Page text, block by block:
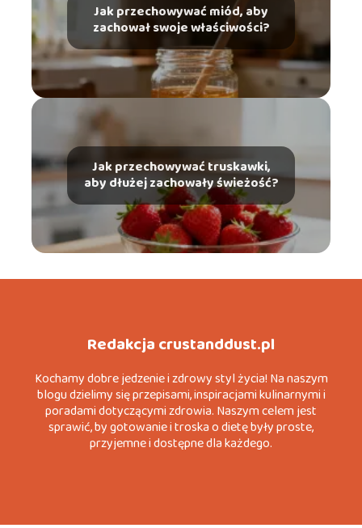
Jak przechowywać miód, aby
zachował swoje właściwości?
Jak przechowywać truskawki,
aby dłużej zachowały świeżość?
Redakcja crustanddust.pl
Kochamy dobre jedzenie i zdrowy styl życia! Na naszym
blogu dzielimy się przepisami, inspiracjami kulinarnymi i
poradami dotyczącymi zdrowia. Naszym celem jest
sprawić, by gotowanie i troska o dietę były proste,
przyjemne i dostępne dla każdego.